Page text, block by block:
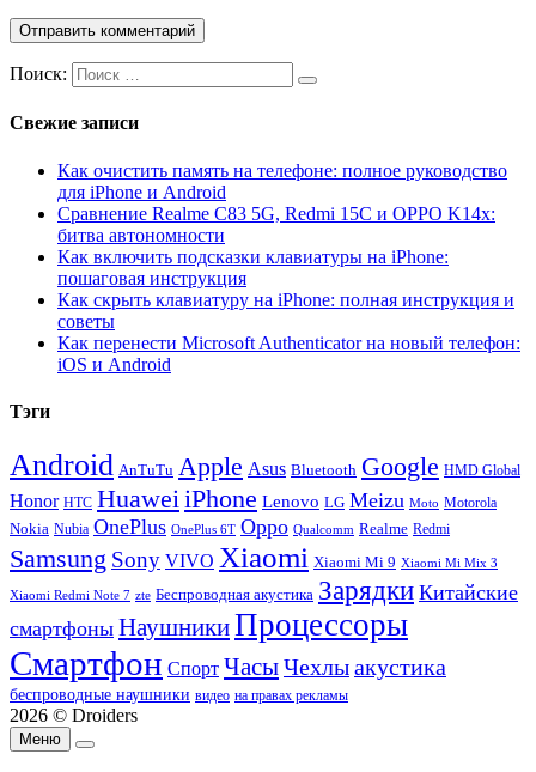
Поиск:
Свежие записи
Как очистить память на телефоне: полное руководство
для iPhone и Android
Сравнение Realme C83 5G, Redmi 15C и OPPO K14x:
битва автономности
Как включить подсказки клавиатуры на iPhone:
пошаговая инструкция
Как скрыть клавиатуру на iPhone: полная инструкция и
советы
Как перенести Microsoft Authenticator на новый телефон:
iOS и Android
Тэги
Android AnTuTu Apple Asus Bluetooth Google HMD Global
Honor HTC HuaweiiPhone Lenovo LG Meizu Moto Motorola
Nokia Nubia OnePlus OnePlus 6T Oppo Qualcomm Realme Redmi
Samsung Sony VIVO Xiaomi Xiaomi Mi 9 Xiaomi Mi Mix 3
Xiaomi Redmi Note 7 zte Беспроводная акустика Зарядки Китайские
смартфоны НаушникиПроцессоры
Смартфон Спорт ЧасыЧехлыакустика
беспроводные наушники видео на правах рекламы
2026 © Droiders
Меню